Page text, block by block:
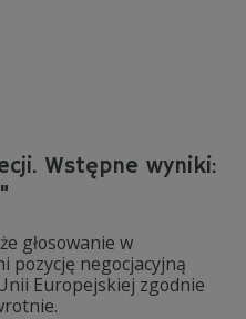
Wstępne wyniki:
głosowanie w
pozycję negocjacyjną
Europejskiej zgodnie